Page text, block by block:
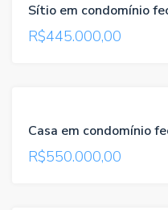
TROCA
R$445.000,00
TROCA
R$550.000,00